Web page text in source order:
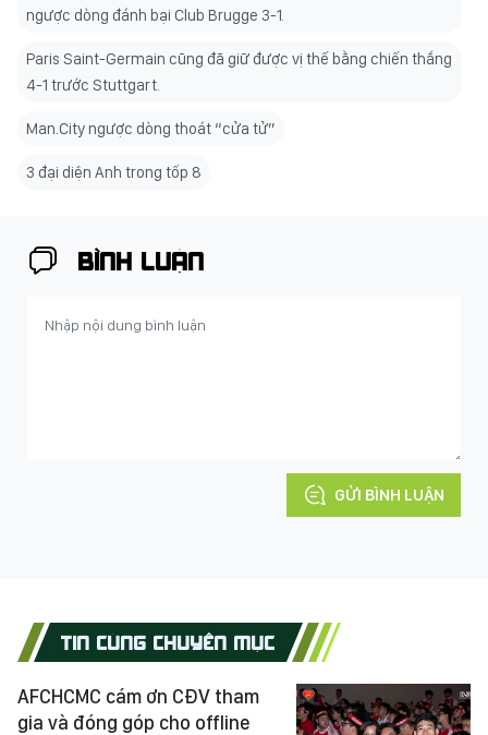
ngược dòng đánh bại Club Brugge 3-1.
Paris Saint-Germain cũng đã giữ được vị thế bằng chiến thắng
4-1 trước Stuttgart.
Man.City ngược dòng thoát “cửa tử”
3 đại diện Anh trong tốp 8
BÌNH LUẬN
GỬI BÌNH LUẬN
TIN CÙNG CHUYÊN MỤC
AFCHCMC cám ơn CĐV tham
gia và đóng góp cho offline